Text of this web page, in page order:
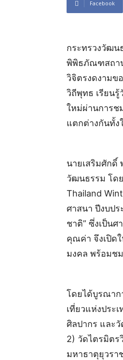
Facebook
กระทรวงวัฒน
พิพิธภัณฑสถาน
วิจิตรงดงามข
วิถีพุทธ เรียน
ใหม่ผ่านการช
แตกต่างกันทั้ง
นายเสริมศักดิ์
วัฒนธรรม โด
Thailand
ศาสนา ปีงบป
ชาติ” ซึ่งเป็น
คุณค่า จึงเปิด
มงคล พร้อมช
โดยได้บูรณาก
เที่ยวแห่งประ
ศิลปากร และ
2) วัดไตรมิตร
มหาธาตุยุวรา